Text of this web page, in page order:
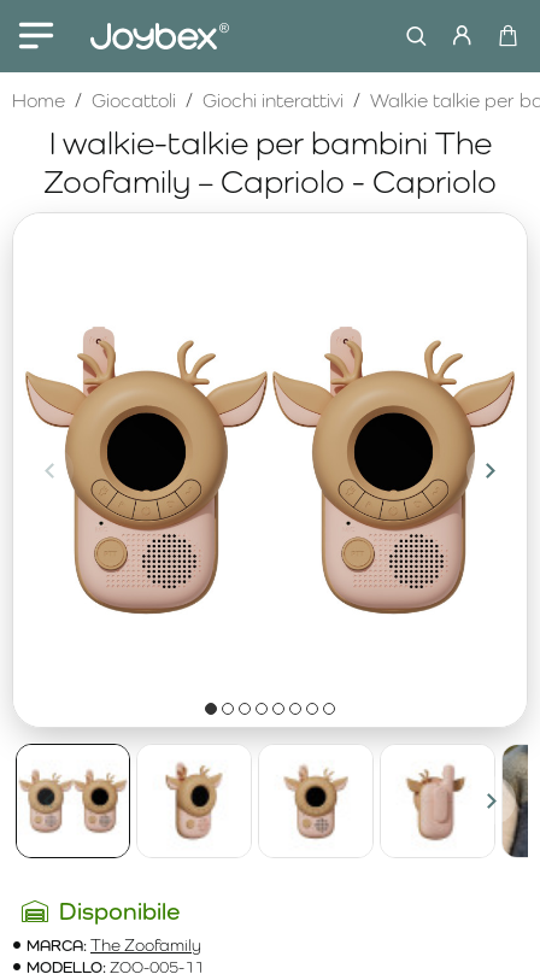
I walkie-talkie per bambini The
Zoofamily – Capriolo - Capriolo
HomehomeGiocattoli Giochi interattivi Walkie talkie per
Disponibile
MARCA:The Zoofamily
MODELLO:ZOO-005-11